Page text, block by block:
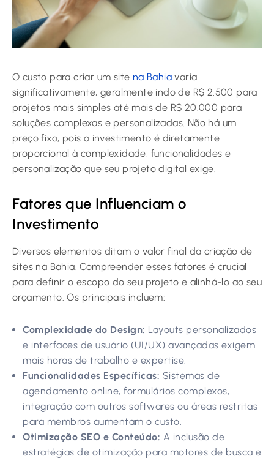
O custo para criar um site na Bahia varia
significativamente, geralmente indo de R$ 2.500 para
projetos mais simples até mais de R$ 20.000 para
soluções complexas e personalizadas. Não há um
preço fixo, pois o investimento é diretamente
proporcional à complexidade, funcionalidades e
personalização que seu projeto digital exige.
Fatores que Influenciam o
Investimento
Diversos elementos ditam o valor final da criação de
sites na Bahia. Compreender esses fatores é crucial
para definir o escopo do seu projeto e alinhá-lo ao seu
orçamento. Os principais incluem:
Complexidade do Design: Layouts personalizados
e interfaces de usuário (UI/UX) avançadas exigem
mais horas de trabalho e expertise.
Funcionalidades Específicas: Sistemas de
agendamento online, formulários complexos,
integração com outros softwares ou áreas restritas
para membros aumentam o custo.
Otimização SEO e Conteúdo: A inclusão de
estratégias de otimização para motores de busca e